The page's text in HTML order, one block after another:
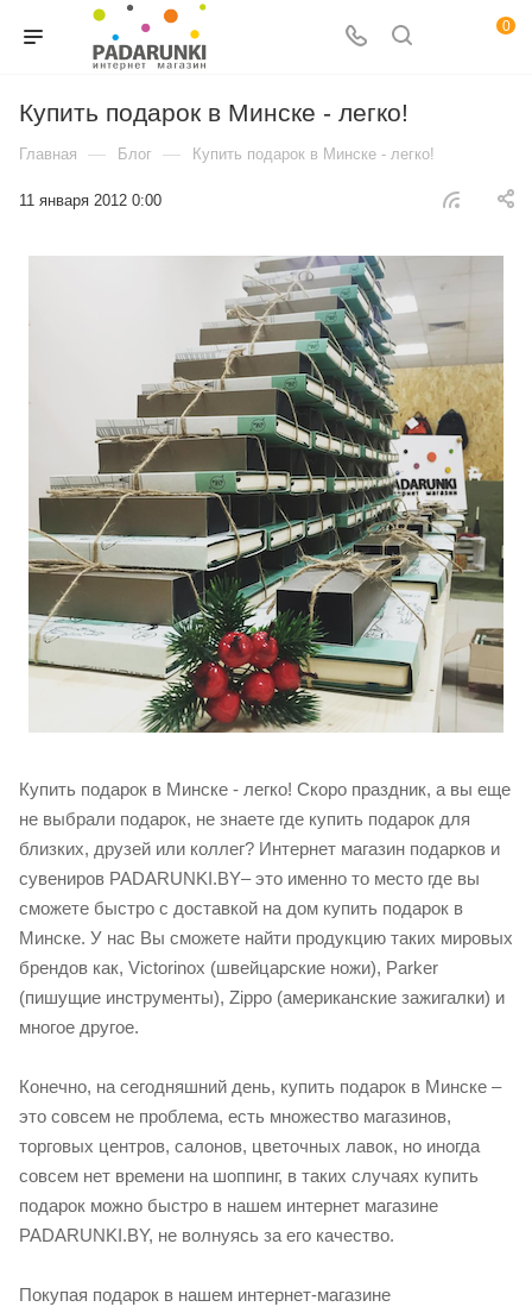
0
Купить подарок в Минске - легко!
Главная — Блог — Купить подарок в Минске - легко!
11 января 2012 0:00
Купить подарок в Минске - легко! Скоро праздник, а вы еще
не выбрали подарок, не знаете где купить подарок для
близких, друзей или коллег? Интернет магазин подарков и
сувениров PADARUNKI.BY– это именно то место где вы
сможете быстро с доставкой на дом купить подарок в
Минске. У нас Вы сможете найти продукцию таких мировых
брендов как, Victorinox (швейцарские ножи), Parker
(пишущие инструменты), Zippo (американские зажигалки) и
многое другое.
Конечно, на сегодняшний день, купить подарок в Минске –
это совсем не проблема, есть множество магазинов,
торговых центров, салонов, цветочных лавок, но иногда
совсем нет времени на шоппинг, в таких случаях купить
подарок можно быстро в нашем интернет магазине
PADARUNKI.BY, не волнуясь за его качество.
Покупая подарок в нашем интернет-магазине